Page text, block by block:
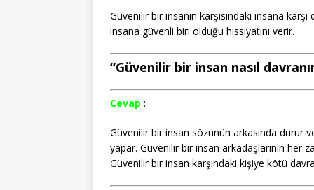
Güvenilir bir insanın karşısındaki insana
insana güvenli biri olduğu hissiyatını verir.
“Güvenilir bir insan nasıl
Cevap :
Güvenilir bir insan sözünün arkasında
yapar. Güvenilir bir insan arkadaşlarının her
Güvenilir bir insan karşındaki kişiye kötü